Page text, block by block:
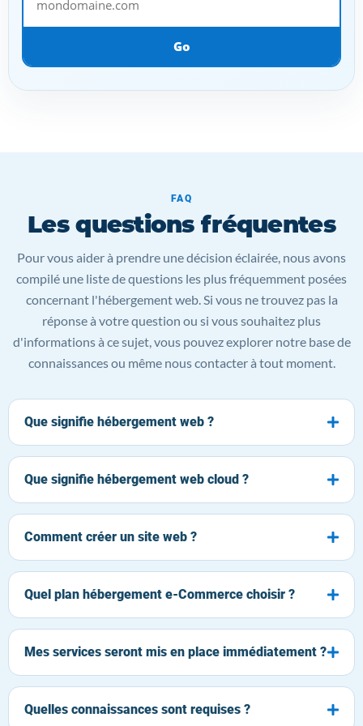
Go
FAQ
Les questions fréquentes
Pour vous aider à prendre une décision éclairée, nous avons
compilé une liste de questions les plus fréquemment posées
concernant l'hébergement web. Si vous ne trouvez pas la
réponse à votre question ou si vous souhaitez plus
d'informations à ce sujet, vous pouvez explorer notre base de
connaissances ou même nous contacter à tout moment.
Que signifie hébergement web ?
Que signifie hébergement web cloud ?
Comment créer un site web ?
Quel plan hébergement e-Commerce choisir ?
Mes services seront mis en place immédiatement ?
Quelles connaissances sont requises ?